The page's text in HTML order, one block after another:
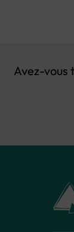
Avez-vous